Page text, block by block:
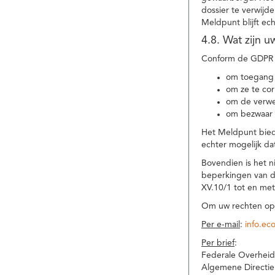
dossier te
Meldpunt blijft
4.8. Wat zijn
Conform de
om
om ze te
om de
om
Het Meldpunt
echter mogelijk
Bovendien is het
beperkingen van
XV.10/1 tot en
Om uw rechten
Per e-mail :
Per brief:
Federale
Algemene